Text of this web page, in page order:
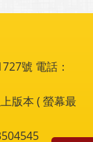
號 電話：
版本 ( 螢幕最